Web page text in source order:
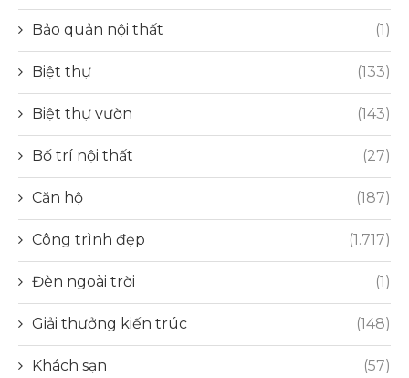
Bảo quản nội thất (1)
Biệt thự (133)
Biệt thự vườn (143)
Bố trí nội thất (27)
Căn hộ (187)
Công trình đẹp (1.717)
Đèn ngoài trời (1)
Giải thưởng kiến trúc (148)
Khách sạn (57)